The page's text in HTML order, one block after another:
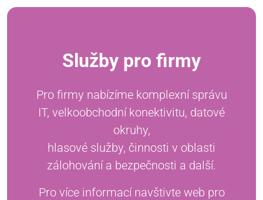
Služby pro firmy
Pro firmy nabízíme komplexní správu
IT, velkoobchodní konektivitu, datové
okruhy,
hlasové služby, činnosti v oblasti
zálohování a bezpečnosti a další.
Pro více informací navštivte web pro